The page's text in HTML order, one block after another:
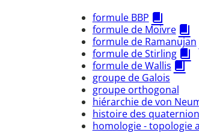
formule BBP
formule de Moivre
formule de Ramanujan
formule de Stirling
formule de Wallis
groupe de Galois
groupe orthogonal
hiérarchie de von
histoire des
homologie - topologie